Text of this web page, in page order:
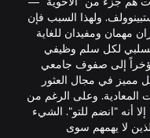
ولهذا السبب فإن
مهمان ومفيدان للغاية
لكل سلم وظيفي
إلى صفوف جامعي
مميز في مجال العثور
المعادية. وعلى الرغم من
أنه "انضم للتو". الشيء
لا يهمهم سوى